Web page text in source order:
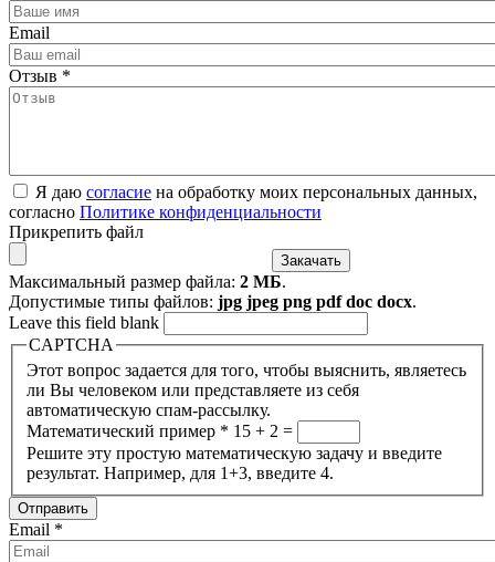
Email
Отзыв *
Я даю согласие на обработку моих персональных данных,
согласно Политике конфиденциальности
Прикрепить файл
Максимальный размер файла: 2 МБ.
Допустимые типы файлов: jpg jpeg png pdf doc docx.
Leave this field blank
CAPTCHA
Этот вопрос задается для того, чтобы выяснить, являетесь
ли Вы человеком или представляете из себя
автоматическую спам-рассылку.
Математический пример * 15 + 2 =
Решите эту простую математическую задачу и введите
результат. Например, для 1+3, введите 4.
Email *